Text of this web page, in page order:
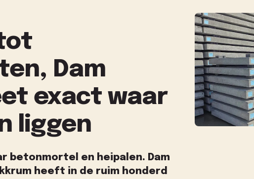
Dam
exact waar
liggen
betonmortel en heipalen. Dam
heeft in de ruim honderd